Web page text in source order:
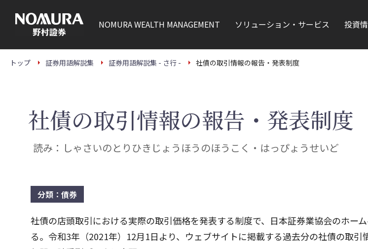
本
NOMURAWEALTH MANAGEMENT ソリューション・サービス 投資
トップ 証券用語解説集 証券用語解説集 - さ行 - 社債の取引情報の報告・発表制度
社債の取引情報の報告・発表制度
読み：しゃさいのとりひきじょうほうのほうこく・はっぴょうせいど
分類：債券
社債の店頭取引における実際の取引価格を発表する制度で、日本証券業協会のホー
る。令和3年（2021年）12月1日より、ウェブサイトに掲載する過去分の社債の取引